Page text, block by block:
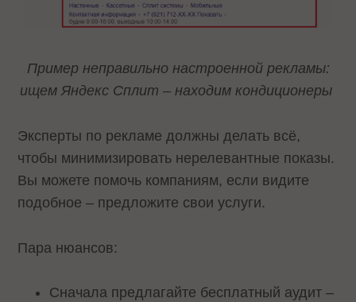
Пример неправильно настроенной рекламы:
ищем Яндекс Сплит – находим кондиционеры
Эксперты по рекламе должны делать всё,
чтобы минимизировать нерелевантные показы.
Вы можете помочь компаниям, если видите
подобное – предложите свои услуги.
Пара нюансов:
Сначала предлагайте бесплатный аудит –